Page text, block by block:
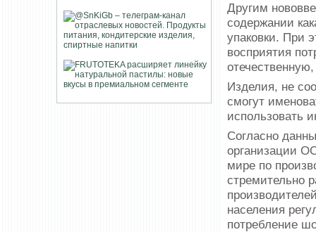
Другим
содержании
упаковки. При
восприятия
Изделия, не
смогут
использовать
Согласно
организации
мире по
стремительно
населения
потребление